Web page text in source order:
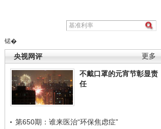
锘�
更多
央视网评
不戴口罩的元宵节彰显责
任
第650期：谁来医治“环保焦虑症”